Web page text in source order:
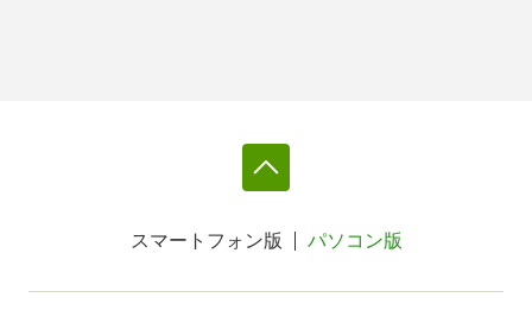
スマートフォン版 パソコン版